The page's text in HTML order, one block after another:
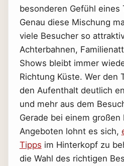
besonderen Gefühl eines
Genau diese Mischung
viele Besucher so
Achterbahnen,
Shows bleibt immer
Richtung Küste. Wer den
den Aufenthalt deutlich
und mehr aus dem
Gerade bei einem großen
Angeboten lohnt es sich,
Tipps im Hinterkopf zu
die Wahl des richtigen